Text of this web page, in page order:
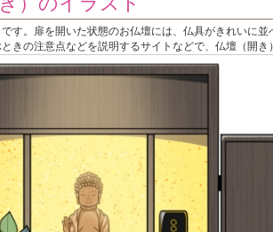
す。扉を開いた状態のお仏壇には、仏具がきれいに
きの注意点などを説明するサイトなどで、仏壇（開